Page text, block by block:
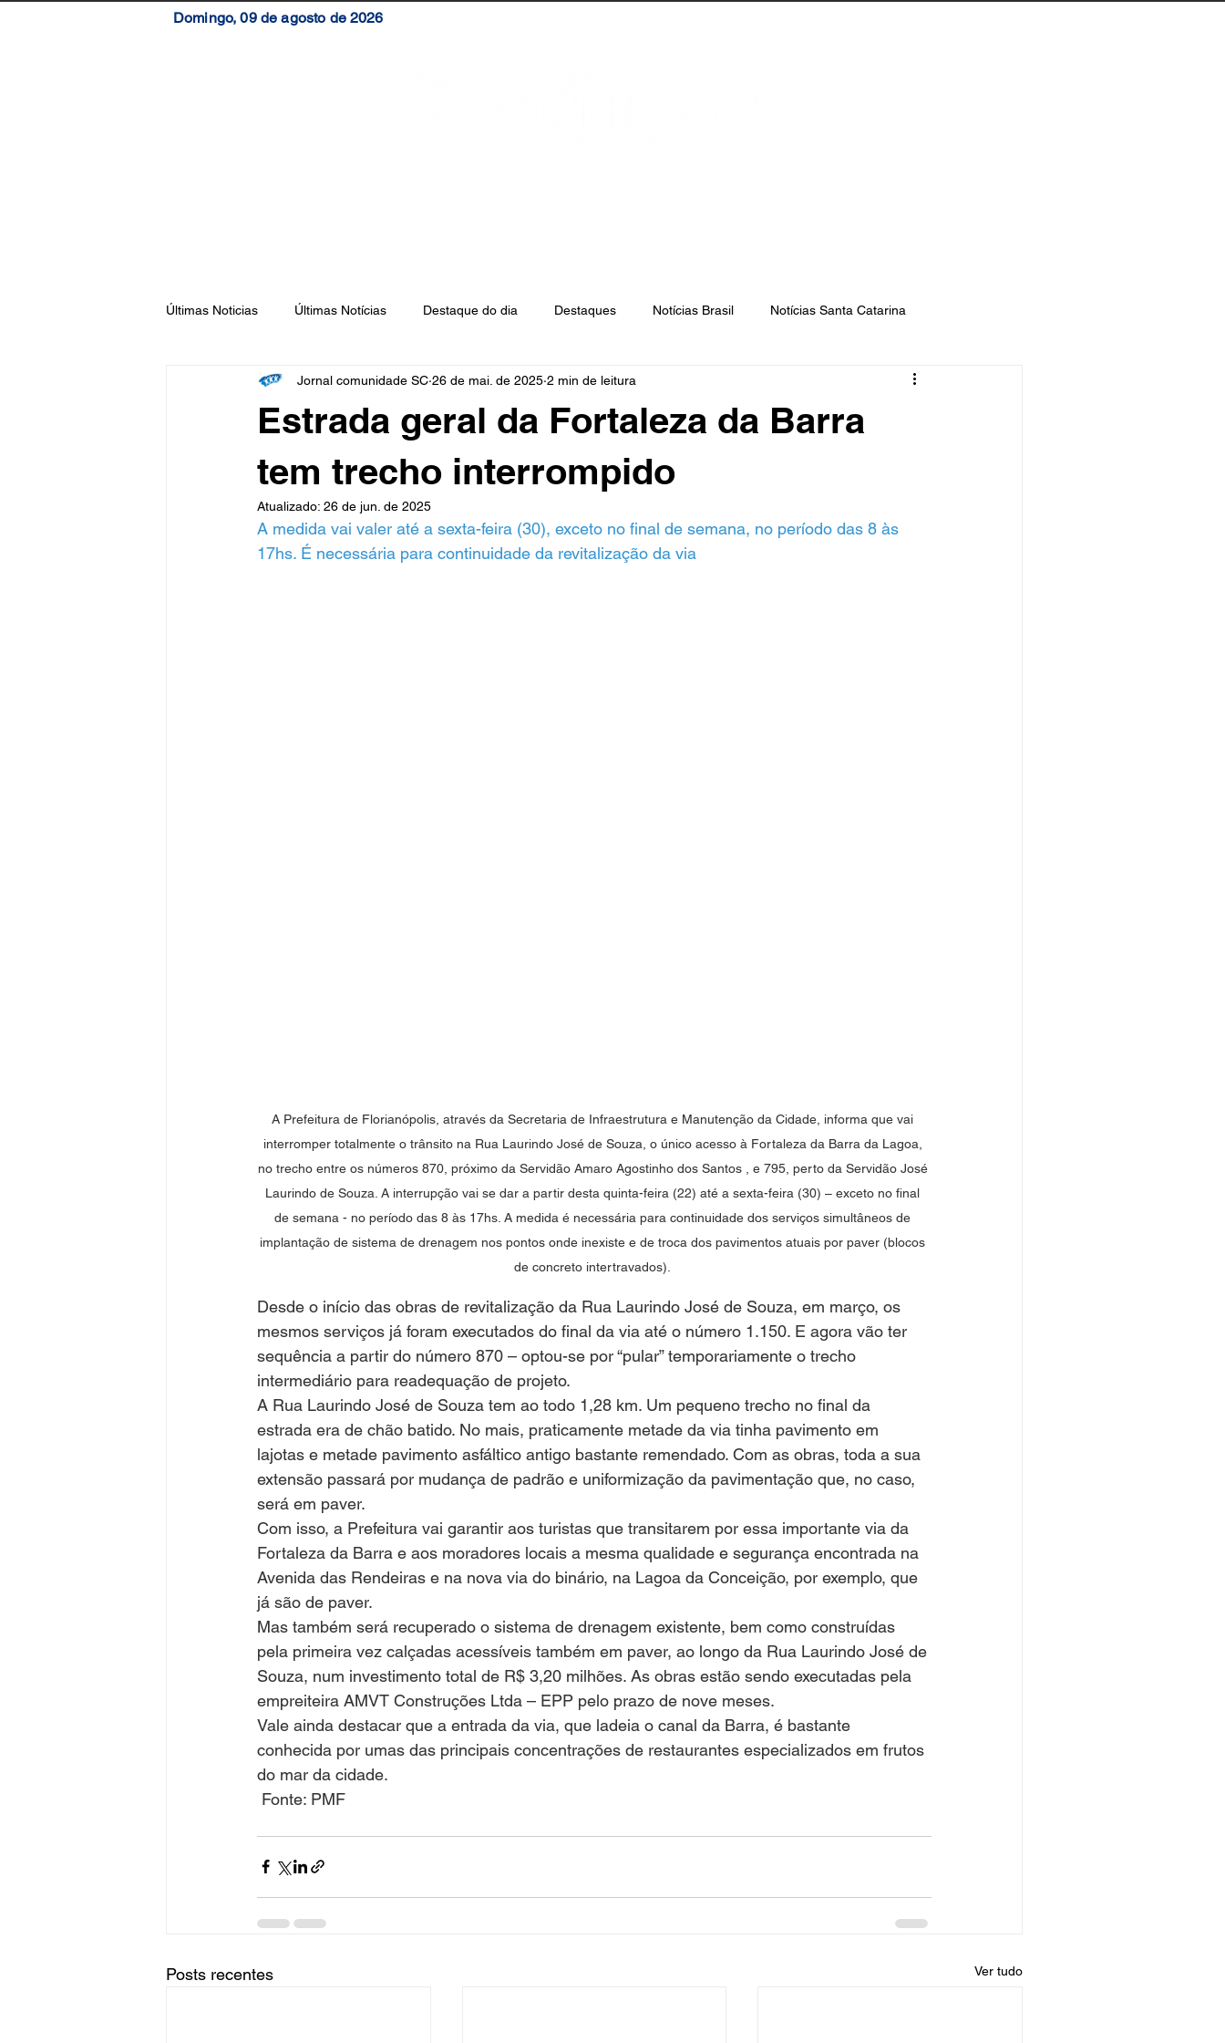
Domingo, 09 de agosto de 2026
Últimas Noticias Últimas Notícias Destaque do dia Destaques Notícias Brasil Notícias Santa Catarina
Florianópolis São José Biguaçu Palhoça
Estrada geral da Fortaleza da Barra
tem trecho interrompido
Jornal comunidade SC 26 de mai. de 2025 2 min de leitura
Atualizado: 26 de jun. de 2025
A medida vai valer até a sexta-feira (30), exceto no final de semana, no período das 8 às
17hs. É necessária para continuidade da revitalização da via
A Prefeitura de Florianópolis, através da Secretaria de Infraestrutura e Manutenção da Cidade, informa que vai
interromper totalmente o trânsito na Rua Laurindo José de Souza, o único acesso à Fortaleza da Barra da Lagoa,
no trecho entre os números 870, próximo da Servidão Amaro Agostinho dos Santos , e 795, perto da Servidão José
Laurindo de Souza. A interrupção vai se dar a partir desta quinta-feira (22) até a sexta-feira (30) – exceto no final
de semana - no período das 8 às 17hs. A medida é necessária para continuidade dos serviços simultâneos de
implantação de sistema de drenagem nos pontos onde inexiste e de troca dos pavimentos atuais por paver (blocos
de concreto intertravados).
Desde o início das obras de revitalização da Rua Laurindo José de Souza, em março, os
mesmos serviços já foram executados do final da via até o número 1.150. E agora vão ter
sequência a partir do número 870 – optou-se por “pular” temporariamente o trecho
intermediário para readequação de projeto.
A Rua Laurindo José de Souza tem ao todo 1,28 km. Um pequeno trecho no final da
estrada era de chão batido. No mais, praticamente metade da via tinha pavimento em
lajotas e metade pavimento asfáltico antigo bastante remendado. Com as obras, toda a sua
extensão passará por mudança de padrão e uniformização da pavimentação que, no caso,
será em paver.
Com isso, a Prefeitura vai garantir aos turistas que transitarem por essa importante via da
Fortaleza da Barra e aos moradores locais a mesma qualidade e segurança encontrada na
Avenida das Rendeiras e na nova via do binário, na Lagoa da Conceição, por exemplo, que
já são de paver.
Mas também será recuperado o sistema de drenagem existente, bem como construídas
pela primeira vez calçadas acessíveis também em paver, ao longo da Rua Laurindo José de
Souza, num investimento total de R$ 3,20 milhões. As obras estão sendo executadas pela
empreiteira AMVT Construções Ltda – EPP pelo prazo de nove meses.
Vale ainda destacar que a entrada da via, que ladeia o canal da Barra, é bastante
conhecida por umas das principais concentrações de restaurantes especializados em frutos
do mar da cidade.
Fonte: PMF
Posts recentes Ver tudo